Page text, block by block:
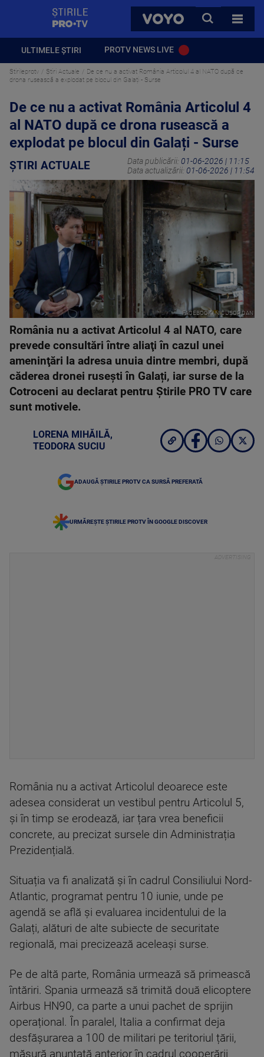
VOYO
CAUTA
TOATE
ULTIMELE ȘTIRI PROTV NEWS LIVE
Stirileprotv Știri Actuale
De ce nu a activat România Articolul 4 al NATO după ce
drona rusească a explodat pe blocul din Galați - Surse
De ce nu a activat România Articolul 4
al NATO după ce drona rusească a
explodat pe blocul din Galați - Surse
ȘTIRI ACTUALE Data publicării: 01-06-2026 | 11:15
Data actualizării: 01-06-2026 | 11:54
FACEBOOK/ NICUȘOR DAN
România nu a activat Articolul 4 al NATO, care
prevede consultări între aliaţi în cazul unei
ameninţări la adresa unuia dintre membri, după
căderea dronei rusești în Galați, iar surse de la
Cotroceni au declarat pentru Știrile PRO TV care
sunt motivele.
LORENA MIHĂILĂ,
TEODORA SUCIU
ADAUGĂ ȘTIRILE PROTV CA SURSĂ PREFERATĂ
URMĂREȘTE ȘTIRILE PROTV ÎN GOOGLE DISCOVER
România nu a activat Articolul deoarece este
adesea considerat un vestibul pentru Articolul 5,
și în timp se erodează, iar țara vrea beneficii
concrete, au precizat sursele din Administrația
Prezidențială.
Situația va fi analizată și în cadrul Consiliului Nord-
Atlantic, programat pentru 10 iunie, unde pe
agendă se află și evaluarea incidentului de la
Galați, alături de alte subiecte de securitate
regională, mai precizează aceleași surse.
Pe de altă parte, România urmează să primească
întăriri. Spania urmează să trimită două elicoptere
Airbus HN90, ca parte a unui pachet de sprijin
operațional. În paralel, Italia a confirmat deja
desfășurarea a 100 de militari pe teritoriul țării,
măsură anunțată anterior în cadrul cooperării